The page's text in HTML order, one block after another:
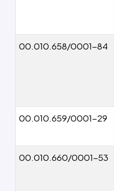
00.010.658/0001-84
00.010.659/0001-29
00.010.660/0001-53